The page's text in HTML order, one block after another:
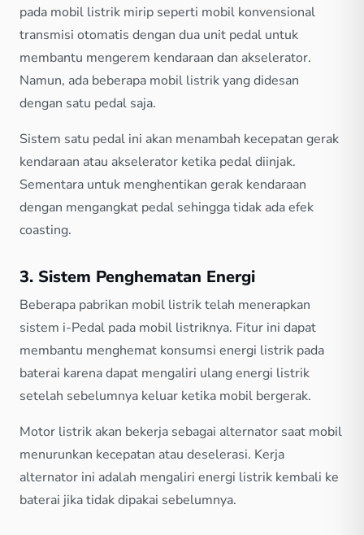
pada mobil listrik mirip seperti mobil konvensional
transmisi otomatis dengan dua unit pedal untuk
membantu mengerem kendaraan dan akselerator.
Namun, ada beberapa mobil listrik yang didesan
dengan satu pedal saja.
Sistem satu pedal ini akan menambah kecepatan gerak
kendaraan atau akselerator ketika pedal diinjak.
Sementara untuk menghentikan gerak kendaraan
dengan mengangkat pedal sehingga tidak ada efek
coasting.
3. Sistem Penghematan Energi
Beberapa pabrikan mobil listrik telah menerapkan
sistem i-Pedal pada mobil listriknya. Fitur ini dapat
membantu menghemat konsumsi energi listrik pada
baterai karena dapat mengaliri ulang energi listrik
setelah sebelumnya keluar ketika mobil bergerak.
Motor listrik akan bekerja sebagai alternator saat mobil
menurunkan kecepatan atau deselerasi. Kerja
alternator ini adalah mengaliri energi listrik kembali ke
baterai jika tidak dipakai sebelumnya.